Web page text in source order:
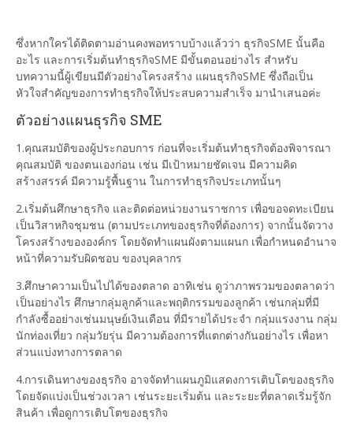
ซึ่งหากใครได้ติดตามอ่านคงพอทราบบ้างแล้วว่า ธุรกิจSME นั้นคือ
อะไร และการเริ่มต้นทำธุรกิจSME มีขั้นตอนอย่างไร สำหรับ
บทความนี้ผู้เขียนมีตัวอย่างโครงสร้าง แผนธุรกิจSME ซึ่งถือเป็น
หัวใจสำคัญของการทำธุรกิจให้ประสบความสำเร็จ มานำเสนอค่ะ
ตัวอย่างแผนธุรกิจ SME
1.คุณสมบัติของผู้ประกอบการ ก่อนที่จะเริ่มต้นทำธุรกิจต้องพิจารณา
คุณสมบัติ ของตนเองก่อน เช่น มีเป้าหมายชัดเจน มีความคิด
สร้างสรรค์ มีความรู้พื้นฐาน ในการทำธุรกิจประเภทนั้นๆ
2.เริ่มต้นศึกษาธุรกิจ และติดต่อหน่วยงานราชการ เพื่อขอจดทะเบียน
เป็นวิสาหกิจชุมชน (ตามประเภทของธุรกิจที่ต้องการ) จากนั้นจัดวาง
โครงสร้างขององค์กร โดยจัดทำแผนผังตามแผนก เพื่อกำหนดอำนาจ
หน้าที่ความรับผิดชอบ ของบุคลากร
3.ศึกษาความเป็นไปได้ของตลาด อาทิเช่น ดูว่าภาพรวมของตลาดว่า
เป็นอย่างไร ศึกษากลุ่มลูกค้าและพฤติกรรมของลูกค้า เช่นกลุ่มที่มี
กำลังซื้ออย่างเช่นมนุษย์เงินเดือน ที่มีรายได้ประจำ กลุ่มแรงงาน กลุ่ม
นักท่องเที่ยว กลุ่มวัยรุ่น มีความต้องการที่แตกต่างกันอย่างไร เพื่อหา
ส่วนแบ่งทางการตลาด
4.การเดินทางของธุรกิจ อาจจัดทำแผนภูมิแสดงการเติบโตของธุรกิจ
โดยจัดแบ่งเป็นช่วงเวลา เช่นระยะเริ่มต้น และระยะที่ตลาดเริ่มรู้จัก
สินค้า เพื่อดูการเติบโตของธุรกิจ